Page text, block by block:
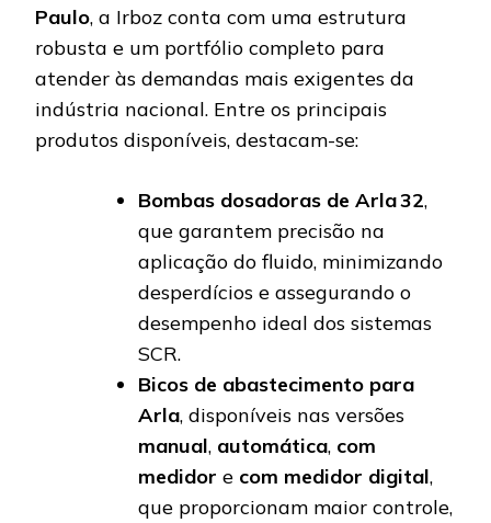
Paulo, a Irboz conta com uma estrutura
robusta e um portfólio completo para
atender às demandas mais exigentes da
indústria nacional. Entre os principais
produtos disponíveis, destacam-se:
Bombas dosadoras de Arla 32,
que garantem precisão na
aplicação do fluido, minimizando
desperdícios e assegurando o
desempenho ideal dos sistemas
SCR.
Bicos de abastecimento para
Arla, disponíveis nas versões
manual, automática, com
medidor e com medidor digital,
que proporcionam maior controle,